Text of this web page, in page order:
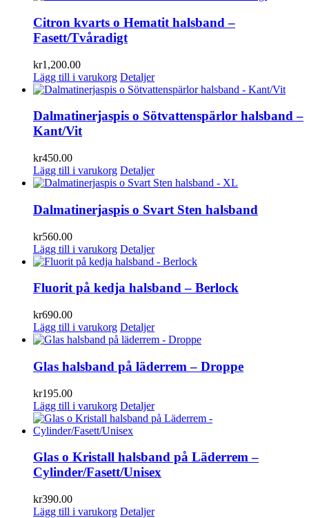
Citron kvarts o Hematit halsband –
Fasett/Tvåradigt
kr1,200.00
Lägg till i varukorg Detaljer
Dalmatinerjaspis o Sötvattenspärlor halsband –
Kant/Vit
kr450.00
Lägg till i varukorg Detaljer
Dalmatinerjaspis o Svart Sten halsband
kr560.00
Lägg till i varukorg Detaljer
Fluorit på kedja halsband – Berlock
kr690.00
Lägg till i varukorg Detaljer
Glas halsband på läderrem – Droppe
kr195.00
Lägg till i varukorg Detaljer
Glas o Kristall halsband på Läderrem –
Cylinder/Fasett/Unisex
kr390.00
Lägg till i varukorg Detaljer